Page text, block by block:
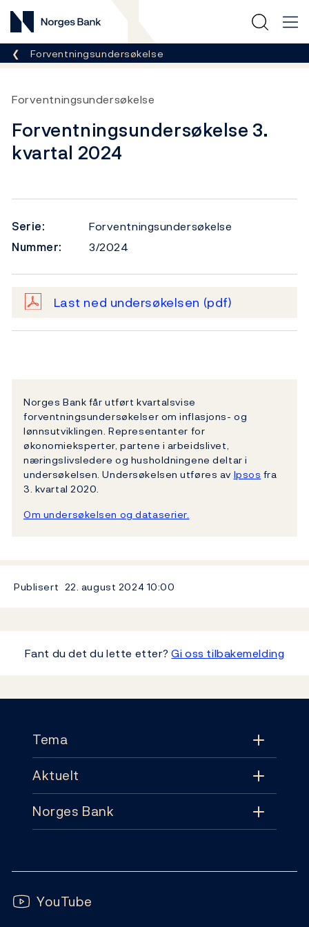
Norges Bank
Her er du nå:
Forventningsundersøkelse
Forventningsundersøkelse
Forventningsundersøkelse 3.
kvartal 2024
Serie:
Forventningsundersøkelse
Nummer:
3/2024
Last ned undersøkelsen (pdf)
Norges Bank får utført kvartalsvise
forventningsundersøkelser om inflasjons- og
lønnsutviklingen. Representanter for
økonomieksperter, partene i arbeidslivet,
næringslivsledere og husholdningene deltar i
undersøkelsen. Undersøkelsen utføres avIpsos fra
3. kvartal 2020.
Om undersøkelsen og dataserier.
Publisert 22. august 2024 10:00
Fant du det du lette etter?Gi oss tilbakemelding
Tema
Tema
Pengepolitikk
Sedler og mynter
Aktuelt
Aktuelt
Publikasjoner
Norges Bank
Abonnement
Følg oss:
YouTube